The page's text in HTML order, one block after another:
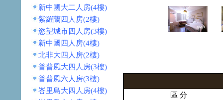
新中國大二人房(4樓)
紫羅蘭四人房(2樓)
慾望城市四人房(3樓)
新中國四人房(4樓)
北非大四人房(2樓)
普普風大四人房(3樓)
普普風六人房(3樓)
峇里島大四人房(4樓)
區 分